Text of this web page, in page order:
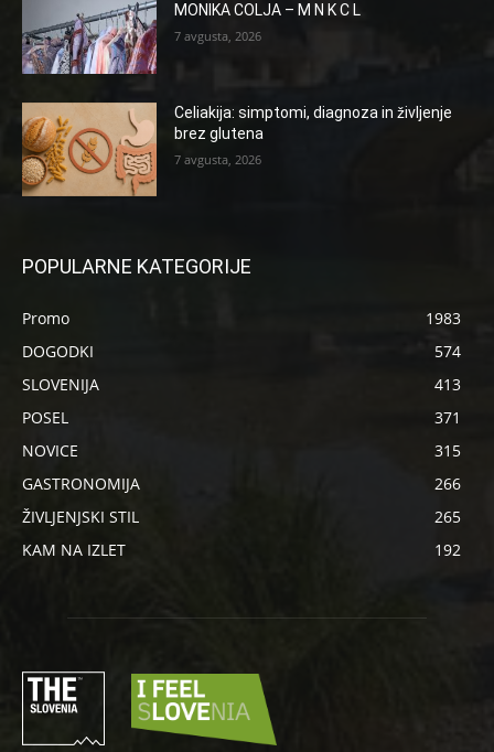
MONIKA COLJA – M N K C L
7 avgusta, 2026
Celiakija: simptomi, diagnoza in življenje
brez glutena
7 avgusta, 2026
POPULARNE KATEGORIJE
Promo
1983
DOGODKI
574
SLOVENIJA
413
POSEL
371
NOVICE
315
GASTRONOMIJA
266
ŽIVLJENJSKI STIL
265
KAM NA IZLET
192